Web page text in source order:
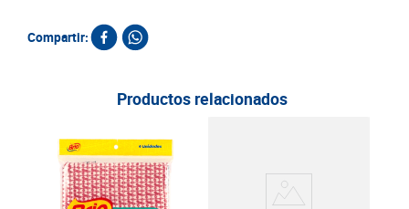
Compartir:
Productos relacionados